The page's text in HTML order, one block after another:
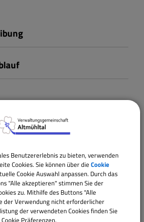
Behörde
Benutzererlebnis zu bieten, verwenden
Cookies. Sie können über die Cookie
Cookie Auswahl anpassen. Durch das
"Alle akzeptieren" stimmen Sie der
zu. Mithilfe des Buttons "Alle
der Verwendung nicht erforderlicher
der verwendeten Cookies finden Sie
Präferenzen.